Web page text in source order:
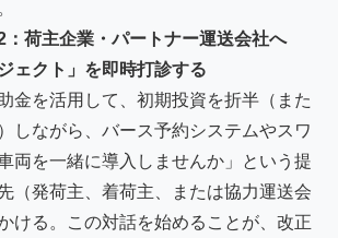
：荷主企業・パートナー運送会社へ
ェクト」を即時打診する
金を活用して、初期投資を折半（また
しながら、バース予約システムやスワ
両を一緒に導入しませんか」という提
（発荷主、着荷主、または協力運送会
ける。この対話を始めることが、改正